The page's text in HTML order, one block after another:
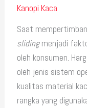
Kanopi Kaca
Saat
slidingmenjadi
oleh konsumen.
oleh jenis sistem
kualitas material
rangka yang